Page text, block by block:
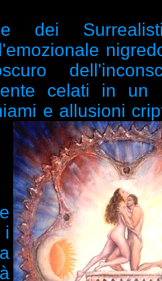
dei
celati in un
e allusioni